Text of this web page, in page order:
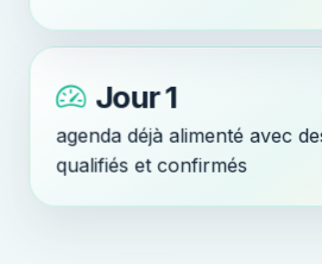
Jour 1
agenda déjà alimenté avec
qualifiés et confirmés